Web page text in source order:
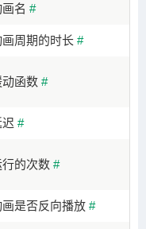
画名#
画周期的时长#
动函数#
迟#
行的次数#
画是否反向播放#